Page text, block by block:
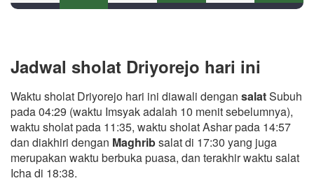
Jadwal sholat Driyorejo hari ini
Waktu sholat Driyorejo hari ini diawali dengan salatSubuh
pada 04:29 (waktu Imsyak adalah 10 menit sebelumnya),
waktu sholat pada 11:35, waktu sholat Ashar pada 14:57
dan diakhiri dengan Maghribsalat di 17:30 yang juga
merupakan waktu berbuka puasa, dan terakhir waktu salat
Icha di 18:38.